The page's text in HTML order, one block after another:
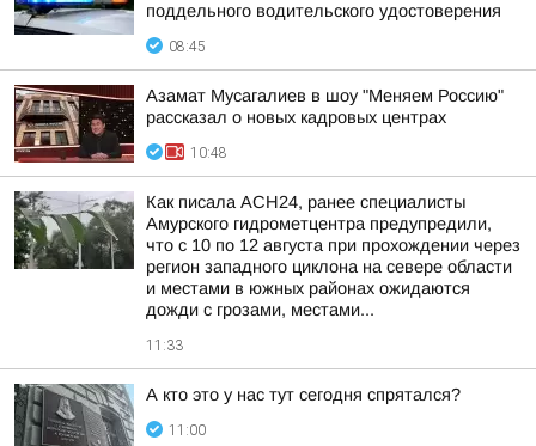
поддельного водительского удостоверения
08:45
Азамат Мусагалиев в шоу "Меняем Россию"
рассказал о новых кадровых центрах
10:48
Как писала АСН24, ранее специалисты
Амурского гидрометцентра предупредили,
что с 10 по 12 августа при прохождении через
регион западного циклона на севере области
и местами в южных районах ожидаются
дожди с грозами, местами...
11:33
А кто это у нас тут сегодня спрятался?
11:00